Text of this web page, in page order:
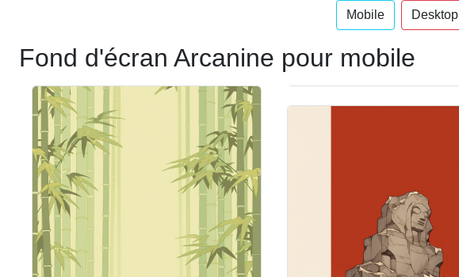
Mobile Desktop
Fond d'écran Arcanine pour mobile